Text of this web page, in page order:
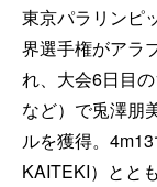
東京パラリンピ
界選手権がアラ
れ、大会6日目
など）で兎澤朋
ルを獲得。
KAITEKI）とと